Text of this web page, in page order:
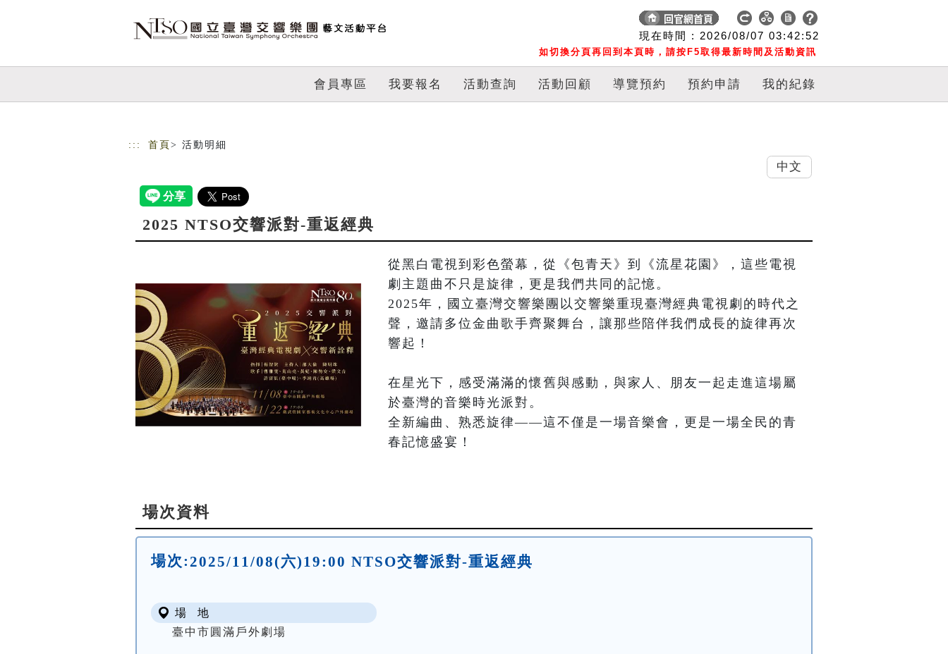
現在時間 : 2026/08/07 03:42:52
如切換分頁再回到本頁時，請按F5取得最新時間及活動資訊
會員專區 我要報名 活動查詢 活動回顧 導覽預約 預約申請 我的紀錄
::: 首頁 > 活動明細
2025 NTSO交響派對-重返經典
從黑白電視到彩色螢幕，從《包青天》到《流星花園》，這些電視
劇主題曲不只是旋律，更是我們共同的記憶。
2025年，國立臺灣交響樂團以交響樂重現臺灣經典電視劇的時代之
聲，邀請多位金曲歌手齊聚舞台，讓那些陪伴我們成長的旋律再次
響起！
在星光下，感受滿滿的懷舊與感動，與家人、朋友一起走進這場屬
於臺灣的音樂時光派對。
全新編曲、熟悉旋律——這不僅是一場音樂會，更是一場全民的青
春記憶盛宴！
場次資料
場次:2025/11/08(六)19:00 NTSO交響派對-重返經典
場 地
臺中市圓滿戶外劇場